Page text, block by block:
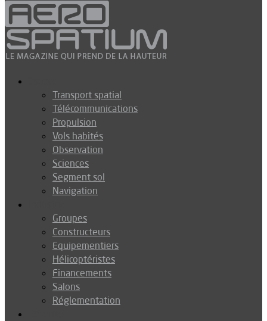
Transport spatial
Télécommunications
Propulsion
Vols habités
Observation
Sciences
Segment sol
Navigation
Groupes
Constructeurs
Equipementiers
Hélicoptéristes
Financements
Salons
Réglementation